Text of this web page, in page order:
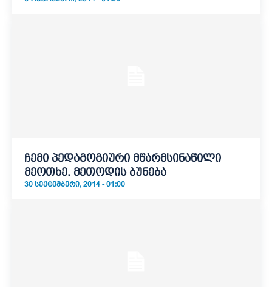
ჩემი პედაგოგიური მწარმსინაწილი
მეოთხე. მეთოდის ბუნება
30 ᲡᲔᲥᲢᲔᲛᲑᲔᲠᲘ, 2014 - 01:00